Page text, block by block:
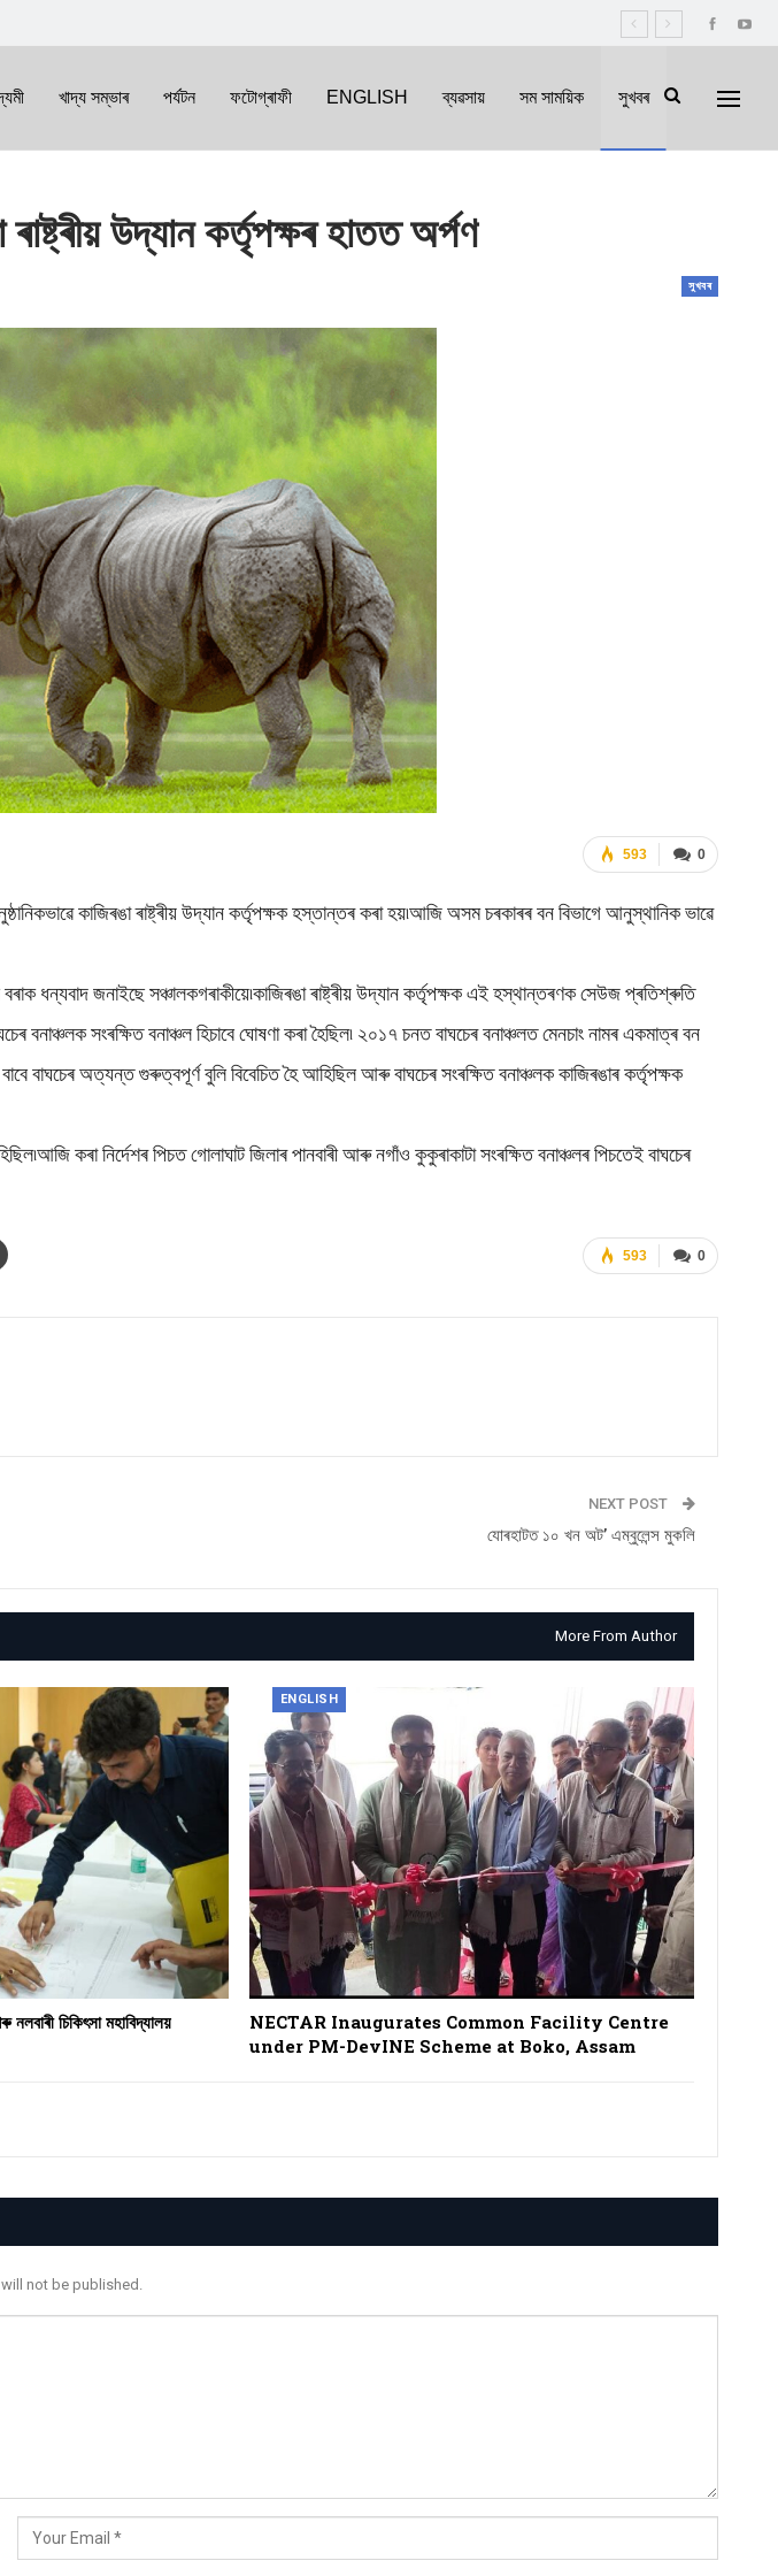
খাদ্য সম্ভাৰ পৰ্যটন ফটোগ্ৰাফী ENGLISH ব্যৱসায় সম সাময়িক সুখবৰ
উদ্যান কৰ্তৃপক্ষৰ হাতত অৰ্পণ
সুখবৰ
0
593
কাজিৰঙা ৰাষ্ট্ৰীয় উদ্যান কৰ্তৃপক্ষক হস্তান্তৰ কৰা হয়৷আজি অসম চৰকাৰৰ বন বিভাগে আনুস্থানিক ভাৱে
ধন্যবাদ জনাইছে সঞ্চালকগৰাকীয়ে৷কাজিৰঙা ৰাষ্ট্ৰীয় উদ্যান কৰ্তৃপক্ষক এই হস্থান্তৰণক সেউজ প্ৰতিশ্ৰুতি
সংৰক্ষিত বনাঞ্চল হিচাবে ঘোষণা কৰা হৈছিল৷ ২০১৭ চনত বাঘচেৰ বনাঞ্চলত মেনচাং নামৰ একমাত্ৰ বন
বাঘচেৰ অত্যন্ত গুৰুত্বপূৰ্ণ বুলি বিবেচিত হৈ আহিছিল আৰু বাঘচেৰ সংৰক্ষিত বনাঞ্চলক কাজিৰঙাৰ কৰ্তৃপক্ষক
কৰা নিৰ্দেশৰ পিচত গোলাঘাট জিলাৰ পানবাৰী আৰু নগাঁও কুকুৰাকাটা সংৰক্ষিত বনাঞ্চলৰ পিচতেই বাঘচেৰ
0
593
NEXT POST
যোৰহাটত ১০ খন অট’ এম্বুলেন্স মুকলি
More From Author
চিকিৎসা মহাবিদ্যালয়
ENGLISH
NECTAR Inaugurates Common Facility Centre
under PM-DevINE Scheme at Boko, Assam
not be published.